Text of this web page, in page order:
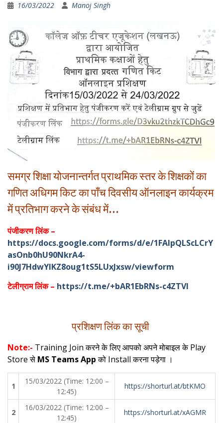
16/03/2022 Manoj Singh
समग्र शिक्षा योजनान्तर्गत प्राथमिक स्तर के शिक्षकों का
गणित अधिगम किट का पाँच दिवसीय ऑनलाइन कार्यक्रम
में प्रतिभाग करने के संबंध में…
पंजीकरण लिंक –
https://docs.google.com/forms/d/e/1FAIpQLScLCrY
asOnb0hU90NkrA4-
i90J7HdwYIKZ8oug1tS5LUxJxsw/viewform
टेलीग्राम लिंक – https://t.me/+bAR1EbRNs-c4ZTVl
प्रशिक्षण लिंक का सूची
Note:- Training Join करने के लिए आपको अपने मोबाइल के Play
Store से MS Teams Appको Install करना पड़ेगा ।
1
15/03/2022 (Time: 12:00 –
12:45)
https://shorturl.at/btKMO
2
16/03/2022 (Time: 12:00 –
12:45)
https://shorturl.at/xAGMR